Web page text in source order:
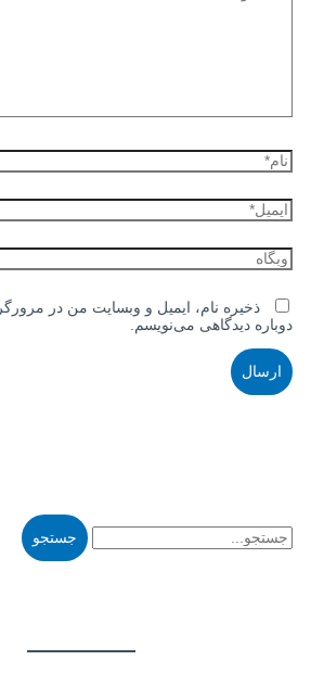
ذخیره نام، ایمیل و وبسایت من در
دوباره دیدگاهی می‌نویسم.